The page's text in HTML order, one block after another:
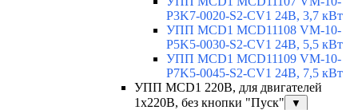
P3K7-0020-S2-CV1 24В, 3,7 кВт
УПП MCD1 MCD11108 VM-10-
P5K5-0030-S2-CV1 24В, 5,5 кВт
УПП MCD1 MCD11109 VM-10-
P7K5-0045-S2-CV1 24В, 7,5 кВт
УПП MCD1 220В, для двигателей
1х220В, без кнопки "Пуск"
▼